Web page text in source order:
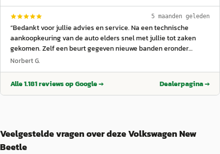
nemen en volgens afspraak te verkopen. Ik kan je verzekeren
dat de Suzuki splash die te koop komt echt een goede auto is
om te kopen. Nieuwe accu gaan ze erin doen. Al het onderhoud
hebben wij in de afgelopen jaren al gedaan. Zeker geen
onbetrouwbaar lijk wat ze gaan verkopen.
5 maanden geleden
“Bedankt voor jullie advies en service. Na een technische
aankoopkeuring van de auto elders snel met jullie tot zaken
gekomen. Zelf een beurt gegeven nieuwe banden eronder
nieuwe accu. Wij zijn blij met onze nieuwe aanwinst.
Norbert G.
Alle1.181reviews op Google → Dealerpagina →
Veelgestelde vragen over deze Volkswagen New
Beetle